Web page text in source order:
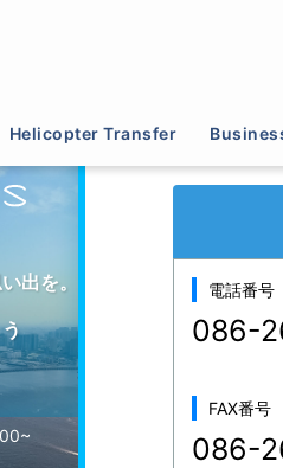
Helicopter Transfer
出を。
電話番号
086-
FAX番号
086-